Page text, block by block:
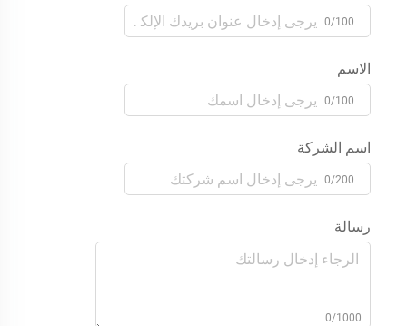
0/100
الاسم
0/100
اسم الشركة
0/200
رسالة
0/1000